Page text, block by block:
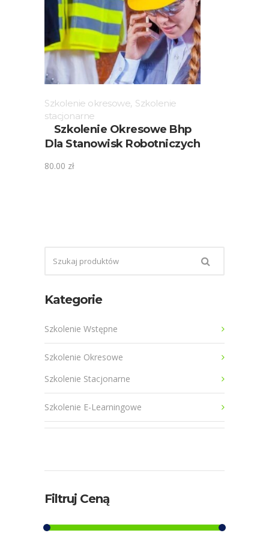
Szkolenie okresowe, Szkolenie
stacjonarne
Szkolenie Okresowe Bhp
Dla Stanowisk Robotniczych
80.00 zł
Kategorie
Szkolenie Wstępne
Szkolenie Okresowe
Szkolenie Stacjonarne
Szkolenie E-Learningowe
Filtruj Ceną